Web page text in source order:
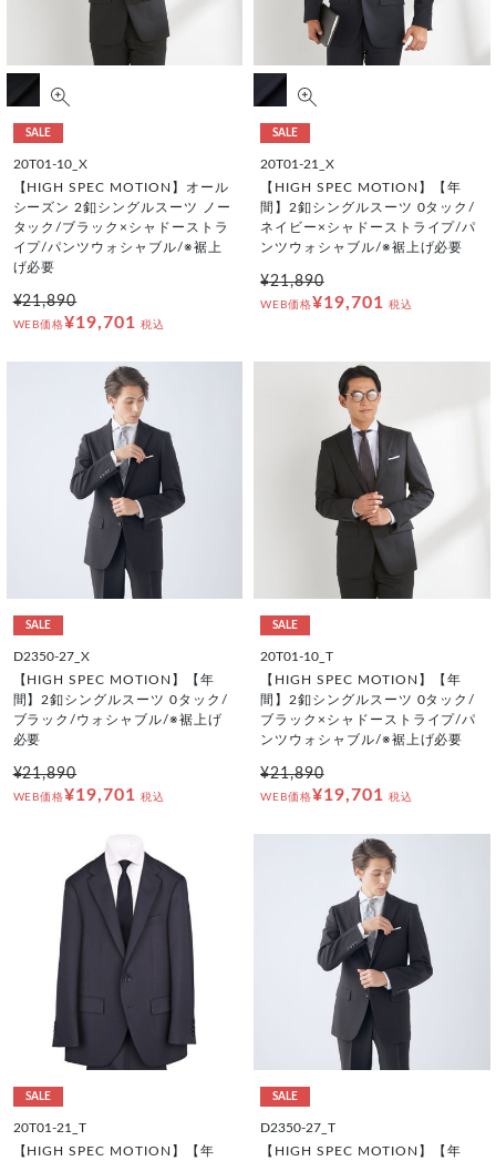
SALE
20T01-10_X
【HIGH SPEC MOTION】オール
シーズン 2釦シングルスーツ ノー
タック/ブラック×シャドーストラ
イプ/パンツウォシャブル/※裾上
げ必要
¥21,890
WEB価格¥19,701 税込
SALE
20T01-21_X
【HIGH SPEC MOTION】【年
間】2釦シングルスーツ 0タック/
ネイビー×シャドーストライプ/パ
ンツウォシャブル/※裾上げ必要
¥21,890
WEB価格¥19,701 税込
SALE
D2350-27_X
【HIGH SPEC MOTION】【年
間】2釦シングルスーツ 0タック/
ブラック/ウォシャブル/※裾上げ
必要
¥21,890
WEB価格¥19,701 税込
SALE
20T01-10_T
【HIGH SPEC MOTION】【年
間】2釦シングルスーツ 0タック/
ブラック×シャドーストライプ/パ
ンツウォシャブル/※裾上げ必要
¥21,890
WEB価格¥19,701 税込
SALE
20T01-21_T
【HIGH SPEC MOTION】【年
SALE
D2350-27_T
【HIGH SPEC MOTION】【年